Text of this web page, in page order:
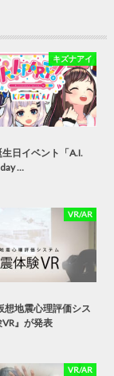
キズナアイ
日イベント「A.I.
…
VR/AR
想地震心理評価シス
』が発表
VR/AR